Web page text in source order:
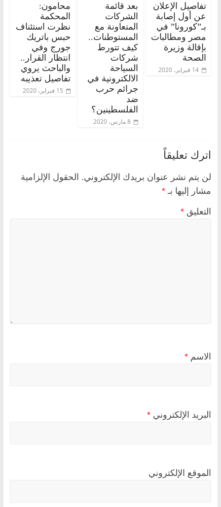
تفاصيل الإعلان
عن أول إصابة
بـ”كورونا” في
مصر ومطالبات
بإقالة وزيرة
الصحة
14 فبراير، 2020
بعد قائمة
الشركات
المتعاونة مع
المستوطنات..
كيف تتورط
شركات
السياحة
الالكترونية في
جرائم حرب
ضد
الفلسطينين؟
8 مارس، 2020
محامون:
المحكمة
نظرت استئناف
حبس باتريك
جورج وفي
انتظار القرار..
والباحث يروي
تفاصيل تعذيبه
15 فبراير، 2020
اترك تعليقاً
لن يتم نشر عنوان بريدك الإلكتروني. الحقول الإلزامية
مشار إليها بـ *
التعليق *
الاسم *
البريد الإلكتروني *
الموقع الإلكتروني